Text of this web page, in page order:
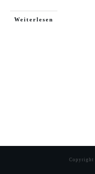
Weiterlesen
Copyright